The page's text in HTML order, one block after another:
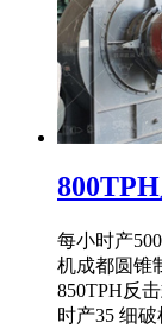
每小时产
机成都圆锥
850TPH反
时产35 细